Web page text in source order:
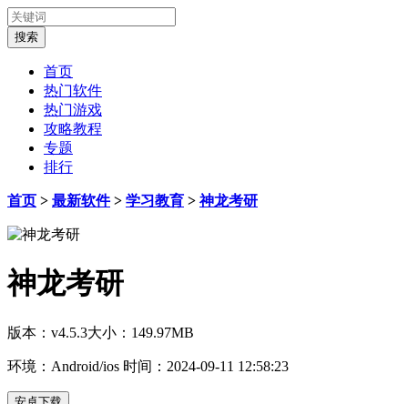
首页
热门软件
热门游戏
攻略教程
专题
排行
首页 > 最新软件> 学习教育 >神龙考研
神龙考研
版本：v4.5.3大小：149.97MB
环境：Android/ios 时间：2024-09-11 12:58:23